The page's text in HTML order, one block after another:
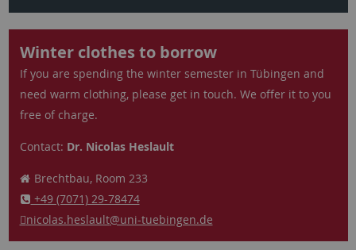
Winter clothes to borrow
If you are spending the winter semester in Tübingen and
need warm clothing, please get in touch. We offer it to you
free of charge.
Contact: Dr. Nicolas Heslault
Brechtbau, Room 233
+49 (7071) 29-78474
nicolas.heslault@uni-tuebingen.de